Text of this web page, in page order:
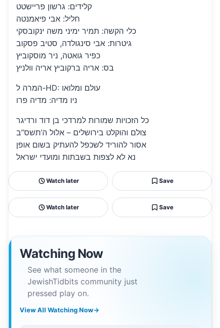
קלידים: גרשון פריישטט
חליל: אבי פיאמנטה
כלי הקשה: תמיר ימיני משה ינקובסקי
גיטרות: אבי סינגולדה, סטיב פסקוב
כפיר גואטה, ניר מוסקוביץ
בס: אריה ברקוביץ אריה וולניץ
המרה ל-HD: עולם ומלואו
ניו מדיה: מדיה פרו
כל הזכויות שמורות למרדכי בן דוד ורדיגר
צולם והוקלט בירושלים – אלול ה’תשס”ב
אסור להוריד לשכפל להעתיק בשום אופן
נא לא לצפות בשבתות ומועדי ישראל
Watch later Save
Watch later Save
Watching Now
See what someone in the
JewishTidbits community just
pressed play on.
View All Watching Now→